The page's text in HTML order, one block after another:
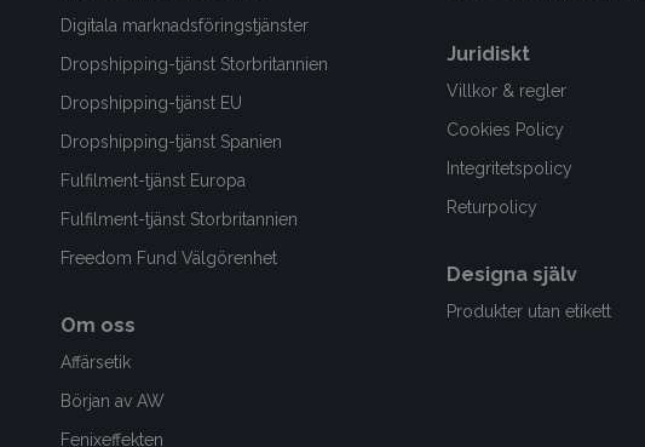
Digitala marknadsföringstjänster
Dropshipping-tjänst Storbritannien
Dropshipping-tjänst EU
Dropshipping-tjänst Spanien
Fulfilment-tjänst Europa
Fulfilment-tjänst Storbritannien
Freedom Fund Välgörenhet
Om oss
Affärsetik
Början av AW
Fenixeffekten
Juridiskt
Villkor & regler
Cookies Policy
Integritetspolicy
Returpolicy
Designa själv
Produkter utan etikett